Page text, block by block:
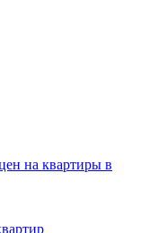
на квартиры в